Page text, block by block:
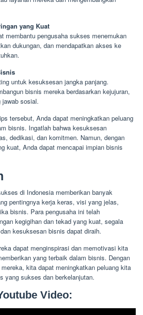
yang Kuat
membantu pengusaha sukses menemukan
dukungan, dan mendapatkan akses ke
untuk kesuksesan jangka panjang.
bisnis mereka berdasarkan kejujuran,
jawab sosial.
tersebut, Anda dapat meningkatkan peluang
bisnis. Ingatlah bahwa kesuksesan
dedikasi, dan komitmen. Namun, dengan
kuat, Anda dapat mencapai impian bisnis
di Indonesia memberikan banyak
pentingnya kerja keras, visi yang jelas,
bisnis. Para pengusaha ini telah
kegigihan dan tekad yang kuat, segala
kesuksesan bisnis dapat diraih.
dapat menginspirasi dan memotivasi kita
yang terbaik dalam bisnis. Dengan
kita dapat meningkatkan peluang kita
yang sukses dan berkelanjutan.
Video: